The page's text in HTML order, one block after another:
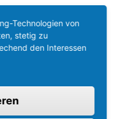
Motorroller
Technologien von
stetig zu
den Interessen